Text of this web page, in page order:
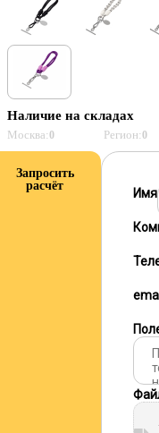
Наличие на складах
Москва:0 Регион:0
Запросить
расчёт
Имя